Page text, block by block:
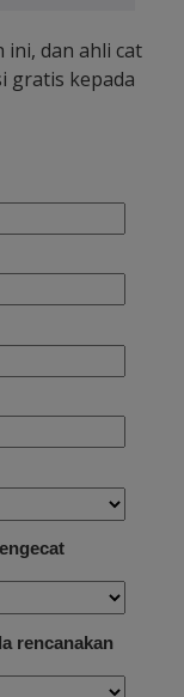
ini, dan ahli cat
gratis kepada